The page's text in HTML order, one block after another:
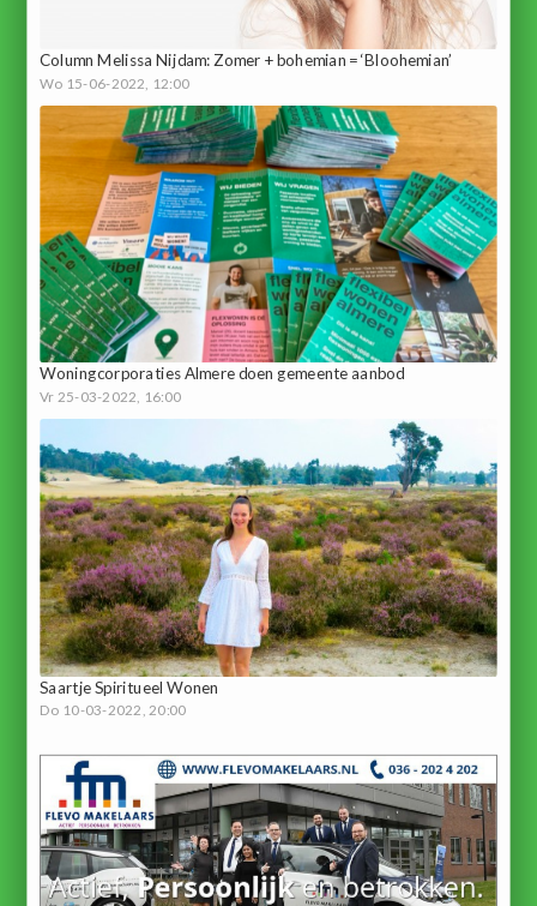
Column Melissa Nijdam: Zomer + bohemian = ‘Bloohemian’
Wo 15-06-2022, 12:00
Woningcorporaties Almere doen gemeente aanbod
Vr 25-03-2022, 16:00
Saartje Spiritueel Wonen
Do 10-03-2022, 20:00